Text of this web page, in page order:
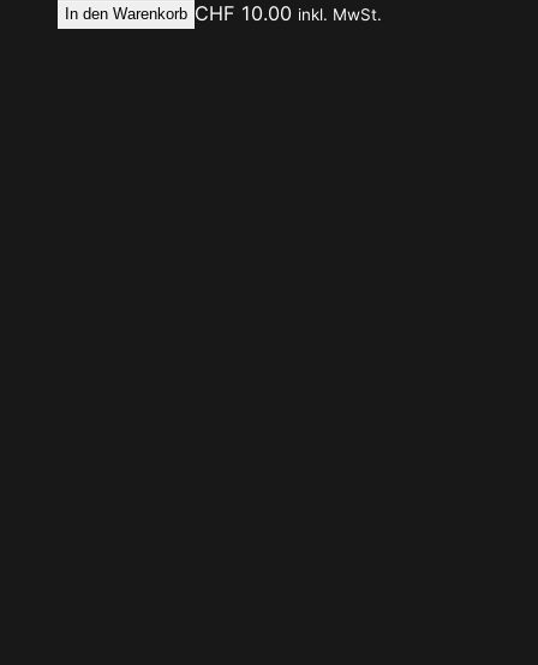
In den Warenkorb CHF 10.00 inkl. MwSt.